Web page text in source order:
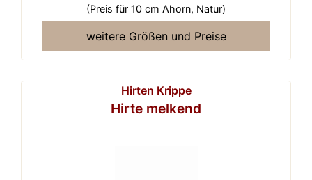
(Preis für 10 cm Ahorn, Natur)
weitere Größen und Preise
Hirten Krippe
Hirte melkend